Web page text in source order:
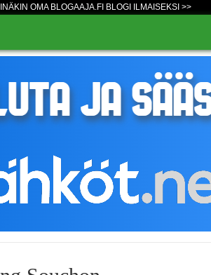
OMA BLOGAAJA.FI BLOGI ILMAISEKSI >>